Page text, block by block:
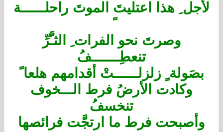
لأجل ِ هذا اعتليتَ الموتَ راحلــــــة
وصرتَ نحو الفرات ِ الثـَّرِّ
تنعطِـــــــفُ
بصَولة ٍ زلزلــــــتْ أقدامهم هلعا ً
وكادت الأرضُ فرط الـــخوف
تنخسفُ
وأصبحت فرط ما ارتجَّت فرائصها